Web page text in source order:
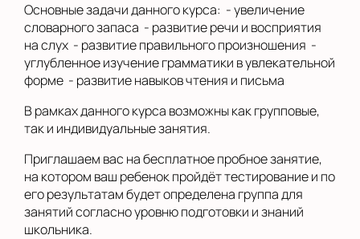
Основные задачи данного курса: - увеличение
словарного запаса - развитие речи и восприятия
на слух - развитие правильного произношения -
углубленное изучение грамматики в увлекательной
форме - развитие навыков чтения и письма
В рамках данного курса возможны как групповые,
так и индивидуальные занятия.
Приглашаем вас на бесплатное пробное занятие,
на котором ваш ребенок пройдёт тестирование и по
его результатам будет определена группа для
занятий согласно уровню подготовки и знаний
школьника.